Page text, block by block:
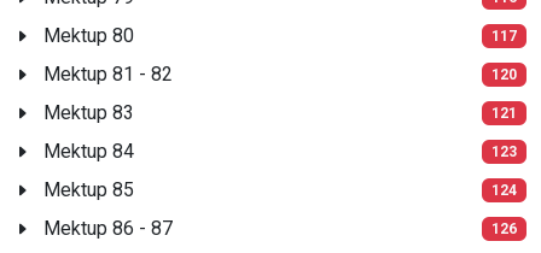
Mektup 80 117
Mektup 81 - 82 120
Mektup 83 121
Mektup 84 123
Mektup 85 124
Mektup 86 - 87 126